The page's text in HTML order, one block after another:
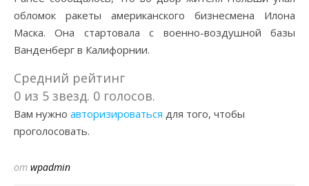
обломок ракеты американского бизнесмена Илона
Маска. Она стартовала с военно-воздушной базы
Ванденберг в Калифорнии.
Средний рейтинг
0 из 5 звезд. 0 голосов.
Вам нужно авторизироваться для того, чтобы
проголосовать.
от wpadmin